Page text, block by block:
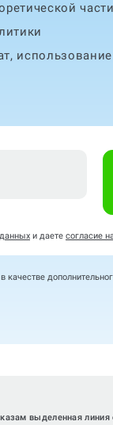
части
использование
и даете согласие
качестве
выделенная линия